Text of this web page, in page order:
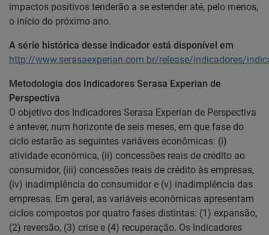
impactos positivos tenderão a se estender até, pelo menos,
o início do próximo ano.
A série histórica desse indicador está disponível em
http://www.serasaexperian.com.br/release/indicadores/
Metodologia dos Indicadores Serasa Experian de
Perspectiva
O objetivo dos Indicadores Serasa Experian de Perspectiva
é antever, num horizonte de seis meses, em que fase do
ciclo estarão as seguintes variáveis econômicas: (i)
atividade econômica, (ii) concessões reais de crédito ao
consumidor, (iii) concessões reais de crédito às empresas,
(iv) inadimplência do consumidor e (v) inadimplência das
empresas. Em geral, as variáveis econômicas apresentam
ciclos compostos por quatro fases distintas: (1) expansão,
(2) reversão, (3) crise e (4) recuperação. Os Indicadores